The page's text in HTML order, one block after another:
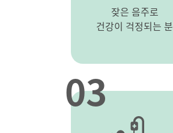
잦은 음주로
건강이 걱정되는 분
03